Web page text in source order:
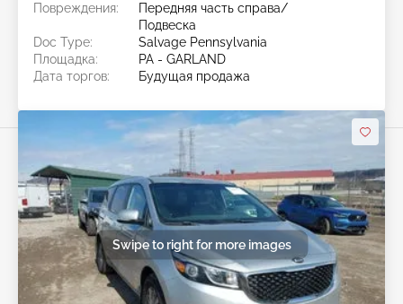
Повреждения:
Передняя часть справа/
Подвеска
Doc Type:
Salvage Pennsylvania
Площадка:
PA - GARLAND
Дата торгов:
Будущая продажа
Swipe to right for more images